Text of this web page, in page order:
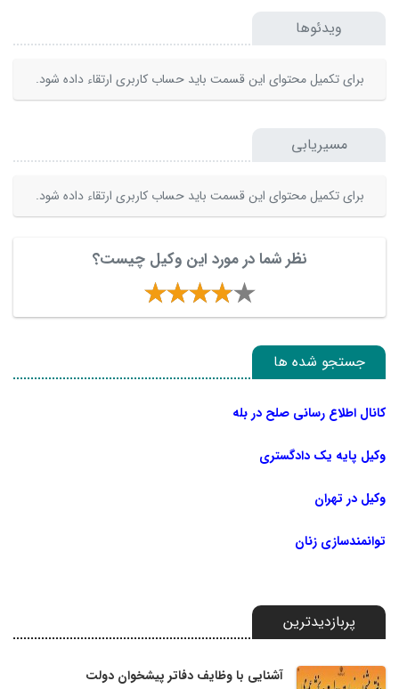
ویدئوها
برای تکمیل محتوای این قسمت باید حساب کاربری ارتقاء داده شود.
مسیریابی
برای تکمیل محتوای این قسمت باید حساب کاربری ارتقاء داده شود.
نظر شما در مورد این وکیل چیست؟
جستجو شده ها
کانال اطلاع رسانی صلح در بله
وکیل پایه یک دادگستری
وکیل در تهران
توانمندسازی زنان
پربازدیدترین
آشنایی با وظایف دفاتر پیشخوان دولت